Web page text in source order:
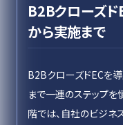
B2Bクローズド
から実施まで
B2BクローズドECを
まで一連のステップを
階では、自社のビジネ